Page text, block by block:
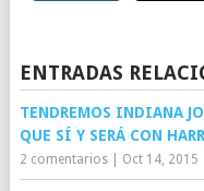
ENTRADAS
TENDREMOS INDIANA
QUE SÍ Y SERÁ CON
2 comentarios| Oct 14, 2015